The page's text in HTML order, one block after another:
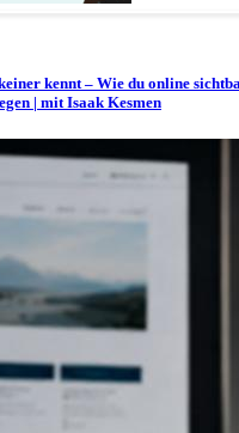
kennt – Wie du online
| mit Isaak Kesmen